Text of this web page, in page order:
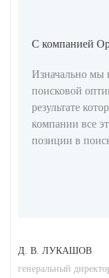
C компанией
Изначально мы
поисковой
результате
компании все
позиции в
Д. В. ЛУКАШОВ
генеральный